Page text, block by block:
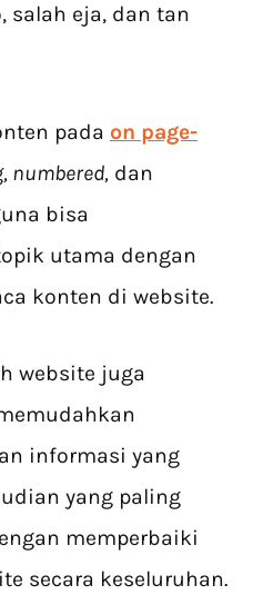
salah eja, dan tan
pada on page-
numbered, dan
bisa
utama dengan
konten di website.
website juga
informasi yang
yang paling
memperbaiki
secara keseluruhan.